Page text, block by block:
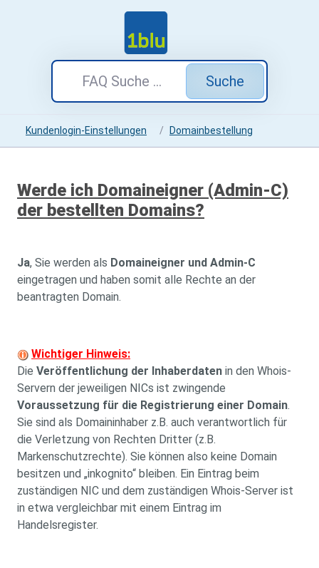
Suche
Kundenlogin-Einstellungen Domainbestellung
Werde ich Domaineigner (Admin-C)
der bestellten Domains?
Ja, Sie werden als Domaineigner und Admin-C
eingetragen und haben somit alle Rechte an der
beantragten Domain.
Wichtiger Hinweis:
Die Veröffentlichung der Inhaberdaten in den Whois-
Servern der jeweiligen NICs ist zwingende
Voraussetzung für die Registrierung einer Domain.
Sie sind als Domaininhaber z.B. auch verantwortlich für
die Verletzung von Rechten Dritter (z.B.
Markenschutzrechte). Sie können also keine Domain
besitzen und „inkognito“ bleiben. Ein Eintrag beim
zuständigen NIC und dem zuständigen Whois-Server ist
in etwa vergleichbar mit einem Eintrag im
Handelsregister.